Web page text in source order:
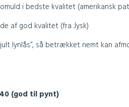
i bedste kvalitet (amerikansk
af god kvalitet (fra Jysk)
lynlås”, så betrækket nemt kan
(god til pynt)